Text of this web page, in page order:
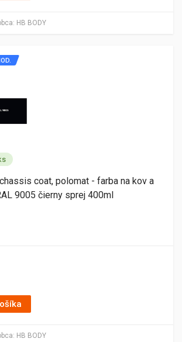
HB BODY
HB BODY
coat, polomat - farba na kov a
9005 čierny sprej 400ml